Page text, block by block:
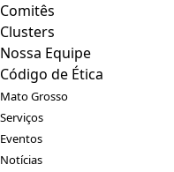
Comitês
Clusters
Nossa Equipe
Código de Ética
Mato Grosso
Serviços
Eventos
Notícias